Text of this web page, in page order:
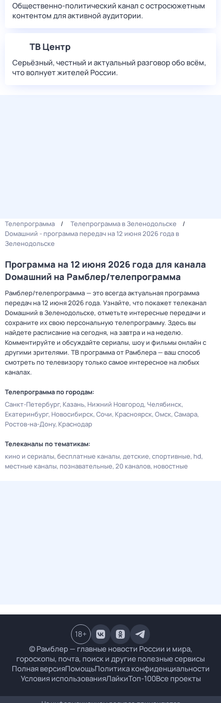
Общественно-политический канал с остросюжетным
контентом для активной аудитории.
ТВ Центр
Серьёзный, честный и актуальный разговор обо всём,
что волнует жителей России.
Телепрограмма
Телепрограмма в Зеленодольске
Dомашний - программа передач на 12 июня 2026 года в
Зеленодольске
Программа на 12 июня 2026 года для канала
Dомашний на Рамблер/телепрограмма
Рамблер/телепрограмма — это всегда актуальная программа
передач на 12 июня 2026 года. Узнайте, что покажет телеканал
Dомашний в Зеленодольске, отметьте интересные передачи и
сохраните их свою персональную телепрограмму. Здесь вы
найдете расписание на сегодня, на завтра и на неделю.
Комментируйте и обсуждайте сериалы, шоу и фильмы онлайн с
другими зрителями. ТВ программа от Рамблера — ваш способ
смотреть по телевизору только самое интересное на любых
каналах.
Телепрограмма по городам:
Санкт-Петербург Казань Нижний Новгород Челябинск
Екатеринбург Новосибирск Сочи Красноярск Омск Самара
Ростов-на-Дону Краснодар
Телеканалы по тематикам:
кино и сериалы бесплатные каналы детские спортивные hd
местные каналы познавательные 20 каналов новостные
© Рамблер — главные новости России и мира,
гороскопы, почта, поиск и другие полезные сервисы
Полная версияПомощьПолитика конфиденциальности
Условия использованияЛайкиТоп-100Все проекты
18+